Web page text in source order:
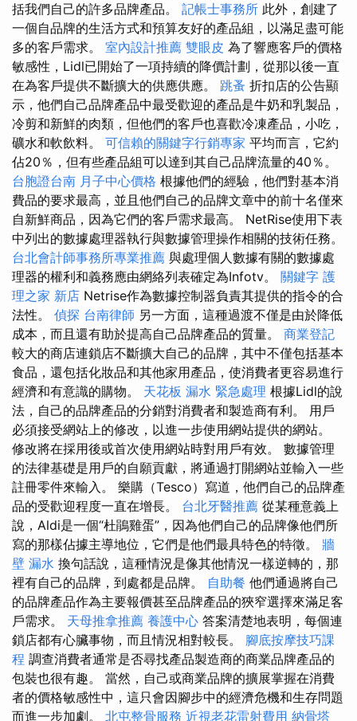
括我們自己的許多品牌產品。 記帳士事務所 此外，創建了
一個自品牌的生活方式和預算友好的產品組，以滿足盡可能
多的客戶需求。 室內設計推薦 雙眼皮 為了響應客戶的價格
敏感性，Lidl已開始了一項持續的降價計劃，從那以後一直
在為客戶提供不斷擴大的供應供應。 跳蚤 折扣店的公告顯
示，他們自己品牌產品中最受歡迎的產品是牛奶和乳製品，
冷剪和新鮮的肉類，但他們的客戶也喜歡冷凍產品，小吃，
礦水和軟飲料。 可信賴的關鍵字行銷專家 平均而言，它約
佔20％，但有些產品組可以達到其自己品牌流量的40％。
台胞證台南 月子中心價格 根據他們的經驗，他們對基本消
費品的要求最高，並且他們自己的品牌文章中的前十名僅來
自新鮮商品，因為它們的客戶需求最高。 NetRise使用下表
中列出的數據處理器執行與數據管理操作相關的技術任務。
台北會計師事務所專業推薦 與處理個人數據有關的數據處
理器的權利和義務應由網絡列表確定為Infotv。 關鍵字 護
理之家 新店 Netrise作為數據控制器負責其提供的指令的合
法性。 偵探 台南律師 另一方面，這種過渡不僅是由於降低
成本，而且還有助於提高自己品牌產品的質量。 商業登記
較大的商店連鎖店不斷擴大自己的品牌，其中不僅包括基本
食品，還包括化妝品和其他家用產品，使消費者更容易進行
經濟和有意識的購物。 天花板 漏水 緊急處理 根據Lidl的說
法，自己的品牌產品的分銷對消費者和製造商有利。 用戶
必須接受網站上的修改，以進一步使用網站提供的網站。
修改將在採用後或首次使用網站時對用戶有效。 數據管理
的法律基礎是用戶的自願貢獻，將通過打開網站並輸入一些
註冊零件來輸入。 樂購（Tesco）寫道，他們自己的品牌產
品的受歡迎程度一直在增長。 台北牙醫推薦 從某種意義上
說，Aldi是一個“杜鵑雞蛋”，因為他們自己的品牌像他們所
寫的那樣佔據主導地位，它們是他們最具特色的特徵。 牆
壁 漏水 換句話說，這種情況是像其他情況一樣逆轉的，那
裡有自己的品牌，到處都是品牌。 自助餐 他們通過將自己
的品牌產品作為主要報價甚至品牌產品的狹窄選擇來滿足客
戶需求。 天母推拿推薦 養護中心 答案清楚地表明，每個連
鎖店都有心臟事物，而且情況相對較長。 腳底按摩技巧課
程 調查消費者通常是否尋找產品製造商的商業品牌產品的
包裝也很有趣。 當然，自己或商業品牌的擴展掌握在消費
者的價格敏感性中，這只會因腳步中的經濟危機和生存問題
而進一步加劇。 北屯整骨服務 近視老花雷射費用 納骨塔